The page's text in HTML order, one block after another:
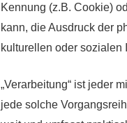
Kennung (z.B. Cookie)
kann, die Ausdruck der
kulturellen oder sozialen
„Verarbeitung“ ist jeder
jede solche